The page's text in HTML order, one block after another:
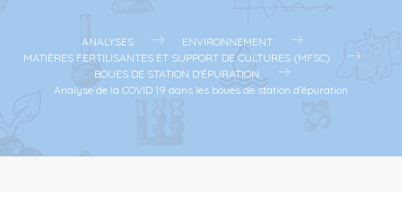
ANALYSES
ENVIRONNEMENT
MATIÈRES FERTILISANTES ET SUPPORT DE CULTURES (MFSC)
BOUES DE STATION D'ÉPURATION
Analyse de la COVID 19 dans les boues de station d’épuration